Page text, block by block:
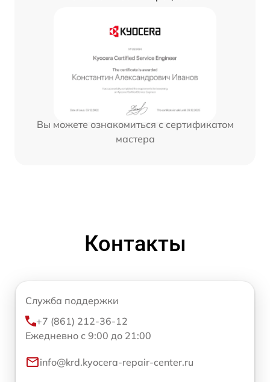
Вы можете ознакомиться с сертификатом
мастера
Контакты
Служба поддержки
+7 (861) 212-36-12
Ежедневно с 9:00 до 21:00
info@krd.kyocera-repair-center.ru